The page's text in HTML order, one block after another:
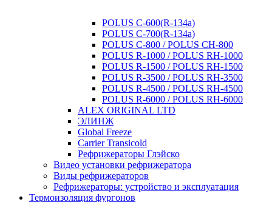
POLUS C-600(R-134a)
POLUS C-700(R-134a)
POLUS C-800 / POLUS CH-800
POLUS R-1000 / POLUS RH-1000
POLUS R-1500 / POLUS RH-1500
POLUS R-3500 / POLUS RH-3500
POLUS R-4500 / POLUS RH-4500
POLUS R-6000 / POLUS RH-6000
ALEX ORIGINAL LTD
ЭЛИНЖ
Global Freeze
Carrier Transicold
Рефрижераторы Глэйско
Видео установки рефрижератора
Виды рефрижераторов
Рефрижераторы: устройство и эксплуатация
Термоизоляция фургонов